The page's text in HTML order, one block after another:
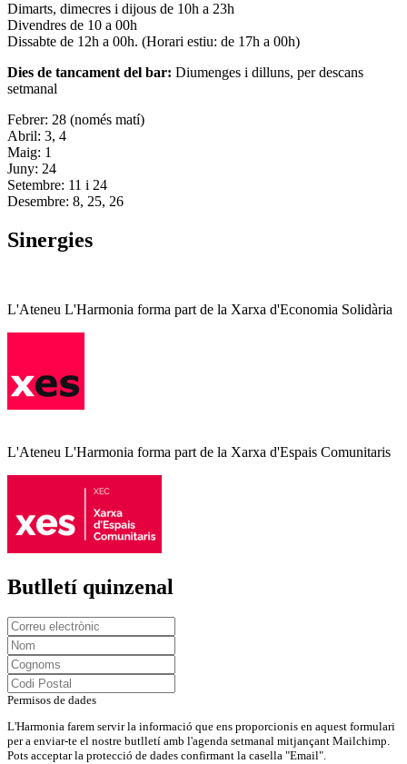
Dimarts, dimecres i dijous de 10h a 23h
Divendres de 10 a 00h
Dissabte de 12h a 00h. (Horari estiu: de 17h a 00h)
Dies de tancament del bar: Diumenges i dilluns, per descans
setmanal
Febrer: 28 (només matí)
Abril: 3, 4
Maig: 1
Juny: 24
Setembre: 11 i 24
Desembre: 8, 25, 26
Sinergies
L'Ateneu L'Harmonia forma part de la Xarxa d'Economia Solidària
L'Ateneu L'Harmonia forma part de la Xarxa d'Espais Comunitaris
Butlletí quinzenal
Permisos de dades
L'Harmonia farem servir la informació que ens proporcionis en aquest formulari
per a enviar-te el nostre butlletí amb l'agenda setmanal mitjançant Mailchimp.
Pots acceptar la protecció de dades confirmant la casella "Email".